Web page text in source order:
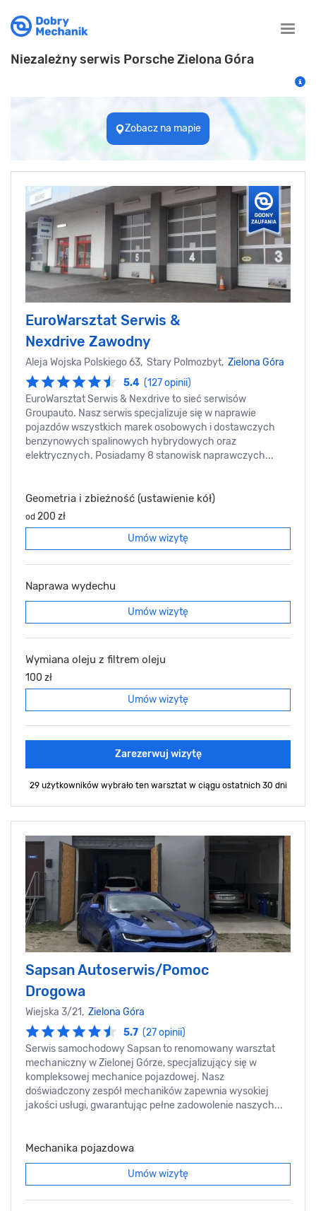
Toggle
Niezależny serwis Porsche Zielona Góra
Zobacz na mapie
EuroWarsztat Serwis &
Nexdrive Zawodny
Aleja Wojska Polskiego 63, Stary Polmozbyt, Zielona Góra
5.4 (127 opinii)
EuroWarsztat Serwis & Nexdrive to sieć serwisów
Groupauto. Nasz serwis specjalizuje się w naprawie
pojazdów wszystkich marek osobowych i dostawczych
benzynowych spalinowych hybrydowych oraz
elektrycznych. Posiadamy 8 stanowisk naprawczych...
Geometria i zbieżność (ustawienie kół)
od 200 zł
Umów wizytę
Naprawa wydechu
Umów wizytę
Wymiana oleju z filtrem oleju
100 zł
Umów wizytę
Zarezerwuj wizytę
29 użytkowników wybrało ten warsztat w ciągu ostatnich 30 dni
Sapsan Autoserwis/Pomoc
Drogowa
​Wiejska 3/21, Zielona Góra
5.7 (27 opinii)
Serwis samochodowy Sapsan to renomowany warsztat
mechaniczny w Zielonej Górze, specjalizujący się w
kompleksowej mechanice pojazdowej. Nasz
doświadczony zespół mechaników zapewnia wysokiej
jakości usługi, gwarantując pełne zadowolenie naszych...
Mechanika pojazdowa
Umów wizytę